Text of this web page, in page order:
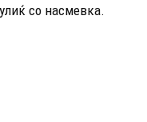
со насмевка.